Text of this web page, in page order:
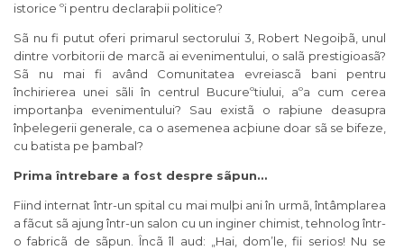
istorice ºi pentru declaraþii politice?
Sã nu fi putut oferi primarul sectorului 3, Robert Negoiþã, unul
dintre vorbitorii de marcã ai evenimentului, o salã prestigioasã?
Sã nu mai fi având Comunitatea evreiascã bani pentru
închirierea unei sãli în centrul Bucureºtiului, aºa cum cerea
importanþa evenimentului? Sau existã o raþiune deasupra
înþelegerii generale, ca o asemenea acþiune doar sã se bifeze,
cu batista pe þambal?
Prima întrebare a fost despre sãpun…
Fiind internat într-un spital cu mai mulþi ani în urmã, întâmplarea
a fãcut sã ajung într-un salon cu un inginer chimist, tehnolog într-
o fabricã de sãpun. Încã îl aud: „Hai, dom’le, fii serios! Nu se